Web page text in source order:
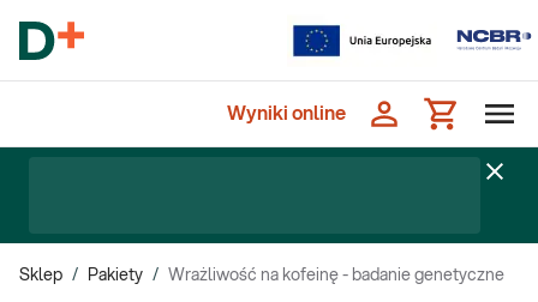
Wyniki online
Sklep / Pakiety / Wrażliwość na kofeinę - badanie genetyczne